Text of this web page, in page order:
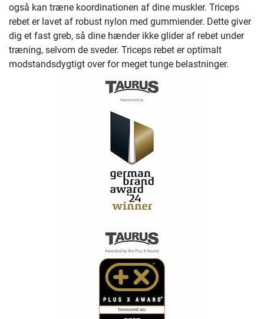
også kan træne koordinationen af ​​dine muskler. Triceps
rebet er lavet af robust nylon med gummiender. Dette giver
dig et fast greb, så dine hænder ikke glider af rebet under
træning, selvom de sveder. Triceps rebet er optimalt
modstandsdygtigt over for meget tunge belastninger.